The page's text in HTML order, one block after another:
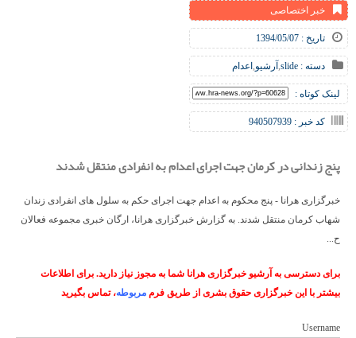
خبر اختصاصی
تاریخ : 1394/05/07
دسته : slide
,آرشیو,اعدام
لینک کوتاه :
کد خبر : 940507939
پنج زندانی در کرمان جهت اجرای اعدام به انفرادی منتقل شدند
خبرگزاری هرانا - پنج محکوم به اعدام جهت اجرای حکم به سلول های انفرادی زندان
شهاب کرمان منتقل شدند. به گزارش خبرگزاری هرانا، ارگان خبری مجموعه فعالان
ح...
برای دسترسی به آرشیو خبرگزاری هرانا شما به مجوز نیاز دارید. برای اطلاعات
بیشتر با این خبرگزاری حقوق بشری از طریق فرم مربوطه، تماس بگیرید
Username